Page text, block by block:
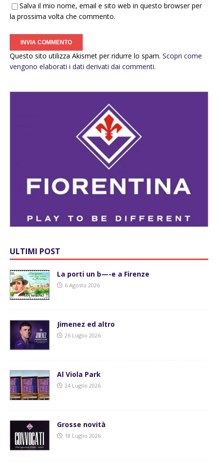
Salva il mio nome, email e sito web in questo browser per
la prossima volta che commento.
Questo sito utilizza Akismet per ridurre lo spam. Scopri come
vengono elaborati i dati derivati dai commenti.
ULTIMI POST
La porti un b—-e a Firenze
6 Agosto 2026
Jimenez ed altro
26 Luglio 2026
Al Viola Park
24 Luglio 2026
Grosse novità
18 Luglio 2026